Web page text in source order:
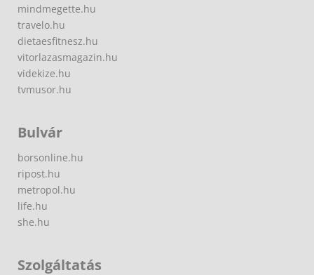
mindmegette.hu
travelo.hu
dietaesfitnesz.hu
vitorlazasmagazin.hu
videkize.hu
tvmusor.hu
Bulvár
borsonline.hu
ripost.hu
metropol.hu
life.hu
she.hu
Szolgáltatás